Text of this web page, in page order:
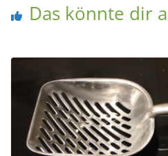
Das könnte dir